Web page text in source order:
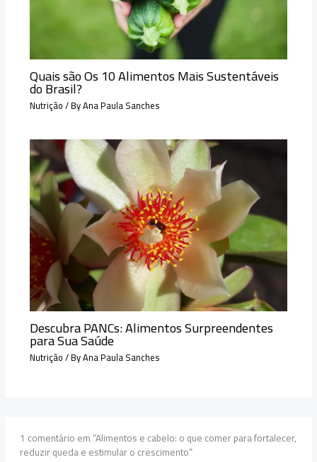
Quais são Os 10 Alimentos Mais Sustentáveis
do Brasil?
Nutrição/ ByAna Paula Sanches
Descubra PANCs: Alimentos Surpreendentes
para Sua Saúde
Nutrição/ ByAna Paula Sanches
1 comentário em “Alimentos e cabelo: o que comer para fortalecer,
reduzir queda e estimular o crescimento”